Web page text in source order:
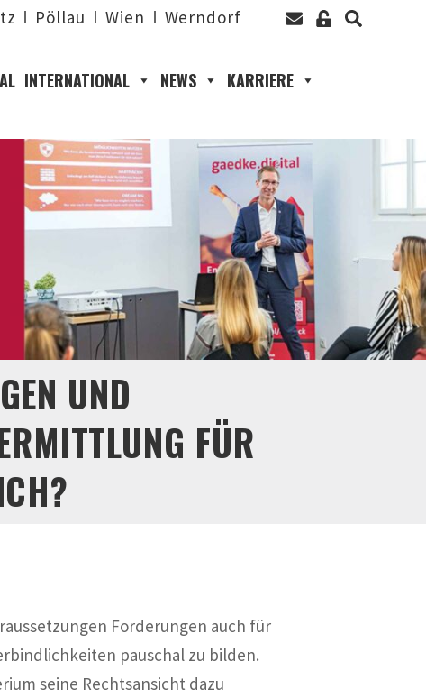
Pöllau Wien Werndorf
INTERNATIONAL NEWS KARRIERE
UND
FÜR
Forderungen auch für
pauschal zu bilden.
seine Rechtsansicht dazu